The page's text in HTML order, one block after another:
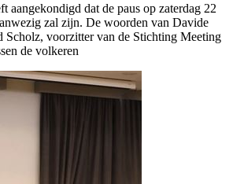
aangekondigd dat de paus op zaterdag 22
zal zijn. De woorden van Davide
Scholz, voorzitter van de Stichting Meeting
de volkeren